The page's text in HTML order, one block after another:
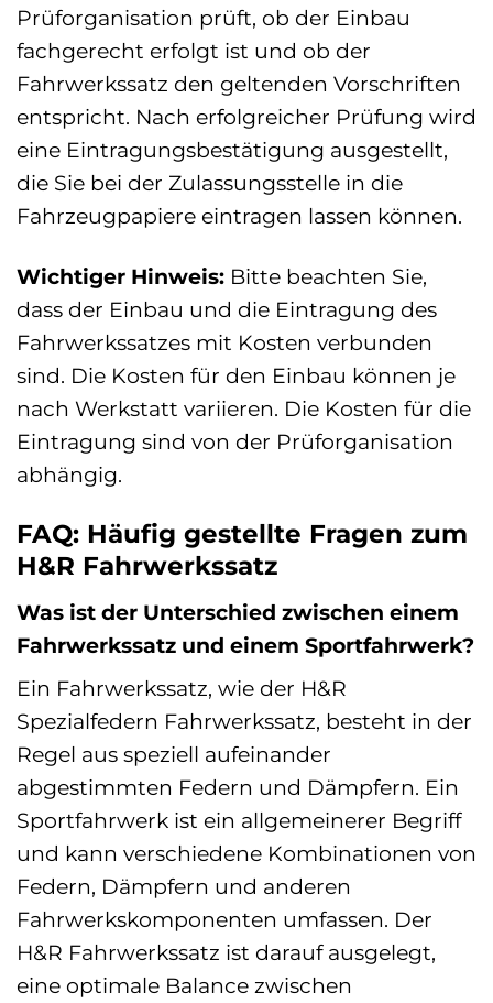
Prüforganisation prüft, ob der Einbau
fachgerecht erfolgt ist und ob der
Fahrwerkssatz den geltenden Vorschriften
entspricht. Nach erfolgreicher Prüfung wird
eine Eintragungsbestätigung ausgestellt,
die Sie bei der Zulassungsstelle in die
Fahrzeugpapiere eintragen lassen können.
Wichtiger Hinweis: Bitte beachten Sie,
dass der Einbau und die Eintragung des
Fahrwerkssatzes mit Kosten verbunden
sind. Die Kosten für den Einbau können je
nach Werkstatt variieren. Die Kosten für die
Eintragung sind von der Prüforganisation
abhängig.
FAQ: Häufig gestellte Fragen zum
H&R Fahrwerkssatz
Was ist der Unterschied zwischen einem
Fahrwerkssatz und einem Sportfahrwerk?
Ein Fahrwerkssatz, wie der H&R
Spezialfedern Fahrwerkssatz, besteht in der
Regel aus speziell aufeinander
abgestimmten Federn und Dämpfern. Ein
Sportfahrwerk ist ein allgemeinerer Begriff
und kann verschiedene Kombinationen von
Federn, Dämpfern und anderen
Fahrwerkskomponenten umfassen. Der
H&R Fahrwerkssatz ist darauf ausgelegt,
eine optimale Balance zwischen